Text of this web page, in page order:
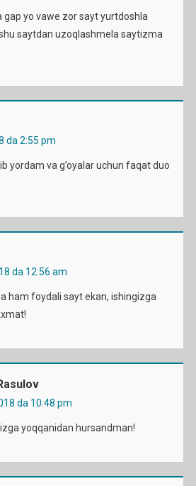
gap yo vawe zor sayt yurtdoshla
saytdan uzoqlashmela saytizma
da 2:55 pm
yordam va g’oyalar uchun faqat duo
da 12:56 am
ham foydali sayt ekan, ishingizga
da 10:48 pm
yoqqanidan hursandman!